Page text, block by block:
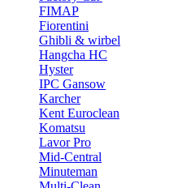
FIMAP
Fiorentini
Ghibli & wirbel
Hangcha HC
Hyster
IPC Gansow
Karcher
Kent Euroclean
Komatsu
Lavor Pro
Mid-Central
Minuteman